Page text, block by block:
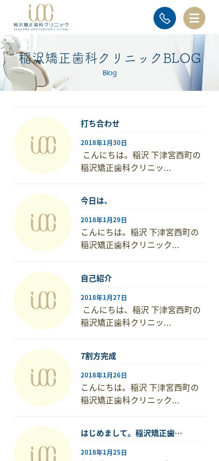
稲沢矯正歯科クリニックBLOG
Blog
打ち合わせ
2018年1月30日
こんにちは。稲沢 下津宮西町の
稲沢矯正歯科クリニッ...
今日は、
2018年1月29日
こんにちは。稲沢 下津宮西町の
稲沢矯正歯科クリニック...
自己紹介
2018年1月27日
こんにちは、稲沢 下津宮西町の
稲沢矯正歯科クリニッ...
7割方完成
2018年1月26日
こんにちは。稲沢 下津宮西町の
稲沢矯正歯科クリニック...
はじめまして。稲沢矯正歯…
2018年1月25日